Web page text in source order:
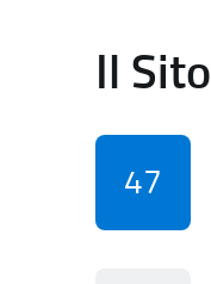
Il
47